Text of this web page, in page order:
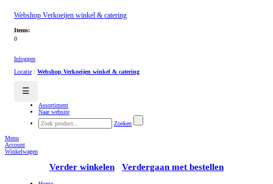
Webshop Verkoeijen winkel & catering
Items:
0
Inloggen
Locatie : Webshop Verkoeijen winkel & catering
☰
Assortiment
Naar website
Zoeken
Menu
Account
Winkelwagen
Verder winkelen Verdergaan met bestellen